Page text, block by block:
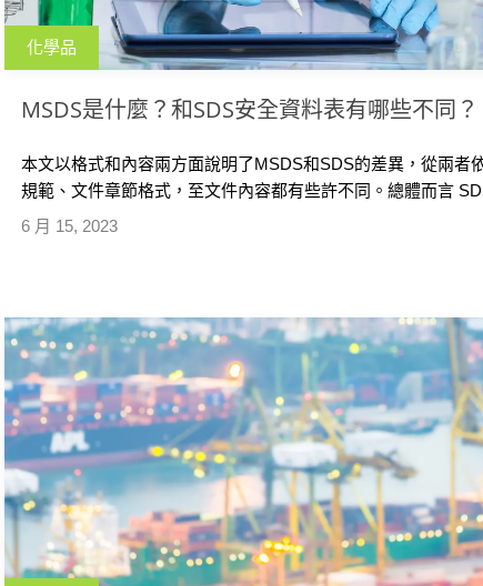
化學品
MSDS是什麼？和SDS安全資料表有哪些不同？
6 月 15, 2023
本文以格式和內容兩方面說明了MSDS和SDS的差異，從兩者
規範、文件章節格式，至文件內容都有些許不同。總體而言
MSDS 的主要區別在於內容的詳細程度和標準化程度，SDS 安